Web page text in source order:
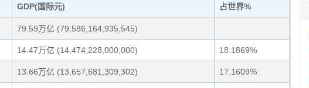
GDP(国际元) 占世界%
79.59万亿 (79,586,164,935,545)
14.47万亿 (14,474,228,000,000) 18.1869%
13.66万亿 (13,657,681,309,302) 17.1609%